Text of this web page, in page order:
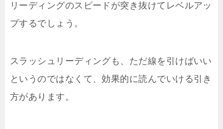
リーディングのスピードが突き抜けてレベルアッ
プするでしょう。
スラッシュリーディングも、ただ線を引けばいい
というのではなくて、効果的に読んでいける引き
方があります。